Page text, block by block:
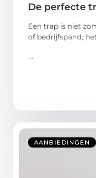
De perfecte
Een trap is niet
of bedrijfspand;
...
AANBIEDINGEN